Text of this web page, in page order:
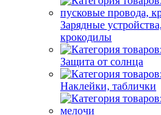
Зарядные
крокодилы
Защита от солнца
Наклейки, таблички